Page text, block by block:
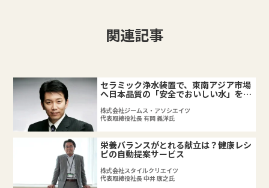
関連記事
セラミック浄水装置で、東南アジア市場
へ日本品質の「安全でおいしい水」を届
株式会社ジームス・アソシエイツ
代表取締役社長 有岡 義洋氏
栄養バランスがとれる献立は？健康レシ
ピの自動提案サービス
株式会社スタイルクリエイツ
代表取締役社長 中井 康之氏